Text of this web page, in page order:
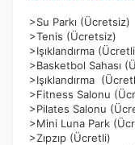
>Su Parkı (Ücretsiz)
>Tenis (Ücretsiz)
>Işıklandırma
>Basketbol Sahası
>Işıklandırma
>Fitness Salonu
>Pilates Salonu
>Mini Luna Park
>Zıpzıp (Ücretli)